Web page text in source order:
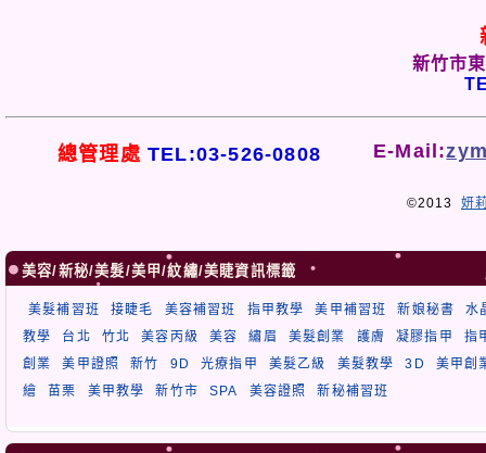
新竹市
總管理處 TEL:03-526-0808 E-Mail:
©2013 妍
美容/新秘/美髮/美甲/紋繡/美睫資訊標籤
美髮補習班 接睫毛 美容補習班 指甲教學 美甲補習班 新娘秘書
水
教學
台北 竹北 美容丙級 美容 繡眉 美髮創業 護膚 凝膠指甲
指
創業
美甲證照 新竹 9D 光療指甲 美髮乙級 美髮教學 3D
美甲創
繪
苗栗 美甲教學 新竹市 SPA 美容證照 新秘補習班